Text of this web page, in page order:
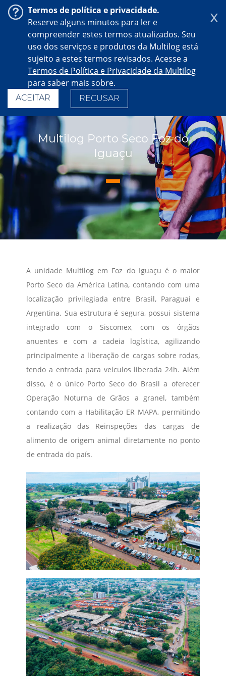
Termos de política e privacidade.
Reserve alguns minutos para ler e
compreender estes termos atualizados. Seu
uso dos serviços e produtos da Multilog está
sujeito a estes termos revisados. Acesse a
Termos de Política e Privacidade da Multilog
para saber mais sobre.
ACEITAR RECUSAR
x
Multilog Porto Seco Foz do
Iguaçu
A unidade Multilog em Foz do Iguaçu é o maior
Porto Seco da América Latina, contando com uma
localização privilegiada entre Brasil, Paraguai e
Argentina. Sua estrutura é segura, possui sistema
integrado com o Siscomex, com os órgãos
anuentes e com a cadeia logística, agilizando
principalmente a liberação de cargas sobre rodas,
tendo a entrada para veículos liberada 24h. Além
disso, é o único Porto Seco do Brasil a oferecer
Operação Noturna de Grãos a granel, também
contando com a Habilitação ER MAPA, permitindo
a realização das Reinspeções das cargas de
alimento de origem animal diretamente no ponto
de entrada do país.